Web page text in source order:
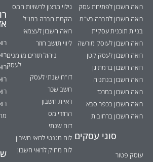
רואה חשבון לפתיחת עסק
רואה חשבון לחברה בע"מ
בניית תוכנית עסקית
רואה חשבון לעוסק מורשה
רואה חשבון לעסק קטן
רואה חשבון ברמת גן
רואה חשבון בנתניה
רואה חשבון במרכז
רואה חשבון בכפר סבא
רואה חשבון ברחובות
סוגי עסקים
עוסק פטור
גילוי מרצון לרשויות המס
הקמת חברה בחו"ל
רואה חשבון לעצמאי
ליווי תושב חוזר
ניהול תזרים מזומנים
לעסק
דו"ח שנתי לעסק
חשב שכר
ראיית חשבון
החזרי מס
דוח שנתי
לוח מגנטי לרואי חשבון
לוח מחיק לרואי חשבון